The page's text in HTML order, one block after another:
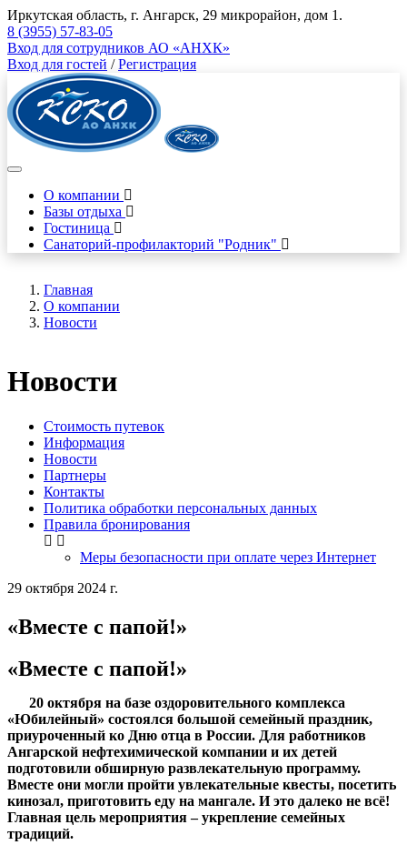
Иркутская область, г. Ангарск, 29 микрорайон, дом 1.
8 (3955) 57-83-05
Вход для сотрудников АО «АНХК»
Вход для гостей /Регистрация
О компании
Базы отдыха
Гостиница
Санаторий-профилакторий "Родник"
Главная
О компании
Новости
Новости
Стоимость путевок
Информация
Новости
Партнеры
Контакты
Политика обработки персональных данных
Правила бронирования
Меры безопасности при оплате через Интернет
29 октября 2024 г.
«Вместе с папой!»
«Вместе с папой!»
20 октября на базе оздоровительного комплекса
«Юбилейный» состоялся большой семейный праздник,
приуроченный ко Дню отца в России. Для работников
Ангарской нефтехимической компании и их детей
подготовили обширную развлекательную программу.
Вместе они могли пройти увлекательные квесты, посетить
кинозал, приготовить еду на мангале. И это далеко не всё!
Главная цель мероприятия – укрепление семейных
традиций.